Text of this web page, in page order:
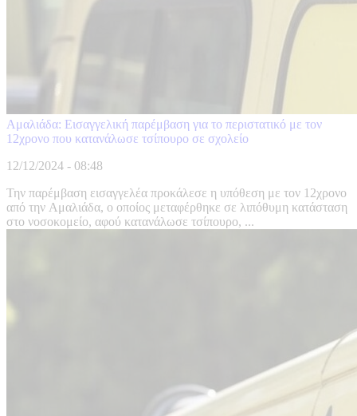
Αμαλιάδα: Εισαγγελική παρέμβαση για το περιστατικό με τον
12χρονο που κατανάλωσε τσίπουρο σε σχολείο
12/12/2024 - 08:48
Την παρέμβαση εισαγγελέα προκάλεσε η υπόθεση με τον 12χρονο
από την Αμαλιάδα, ο οποίος μεταφέρθηκε σε λιπόθυμη κατάσταση
στο νοσοκομείο, αφού κατανάλωσε τσίπουρο, ...